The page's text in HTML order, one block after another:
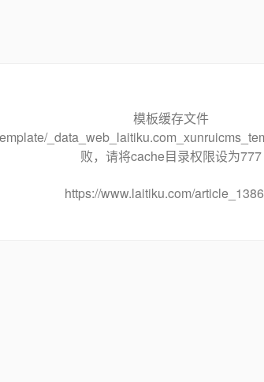
模板缓存文件
败，请将cache目录权限设为777
https://www.laitiku.com/